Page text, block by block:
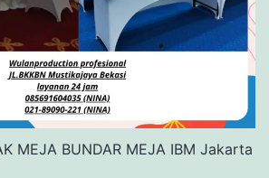
MEJA BUNDAR MEJA IBM Jakarta